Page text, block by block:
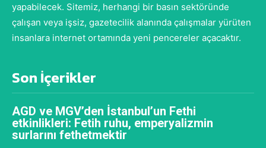
yapabilecek. Sitemiz, herhangi bir basın sektöründe
çalışan veya işsiz, gazetecilik alanında çalışmalar yürüten
insanlara internet ortamında yeni pencereler açacaktır.
Son İçerikler
AGD ve MGV’den İstanbul’un Fethi
etkinlikleri: Fetih ruhu, emperyalizmin
surlarını fethetmektir